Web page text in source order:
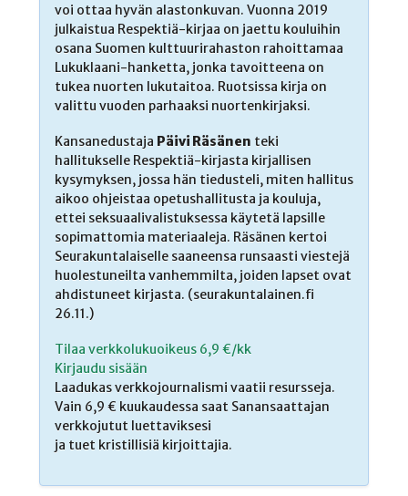
voi ottaa hyvän alastonkuvan. Vuonna 2019
julkaistua Respektiä-kirjaa on jaettu kouluihin
osana Suomen kulttuurirahaston rahoittamaa
Lukuklaani-hanketta, jonka tavoitteena on
tukea nuorten lukutaitoa. Ruotsissa kirja on
valittu vuoden parhaaksi nuortenkirjaksi.
Kansanedustaja Päivi Räsänen teki
hallitukselle Respektiä-kirjasta kirjallisen
kysymyksen, jossa hän tiedusteli, miten hallitus
aikoo ohjeistaa opetushallitusta ja kouluja,
ettei seksuaalivalistuksessa käytetä lapsille
sopimattomia materiaaleja. Räsänen kertoi
Seurakuntalaiselle saaneensa runsaasti viestejä
huolestuneilta vanhemmilta, joiden lapset ovat
ahdistuneet kirjasta. (seurakuntalainen.fi
26.11.)
Tilaa verkkolukuoikeus 6,9 €/kk
Kirjaudu sisään
Laadukas verkkojournalismi vaatii resursseja.
Vain 6,9 € kuukaudessa saat Sanansaattajan
verkkojutut luettaviksesi
ja tuet kristillisiä kirjoittajia.